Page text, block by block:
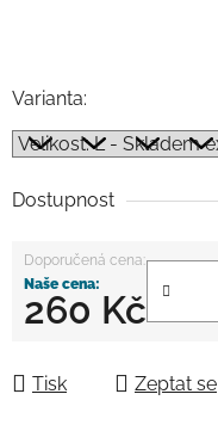
Varianta:
Dostupnost
260 Kč
Tisk Zeptat se